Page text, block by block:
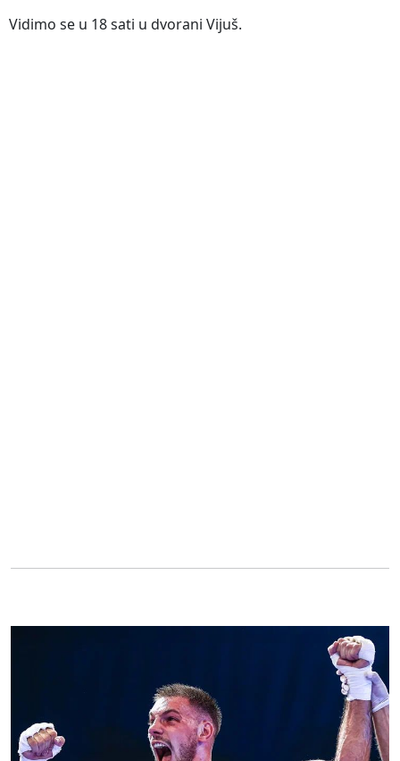
Vidimo se u 18 sati u dvorani Vijuš.